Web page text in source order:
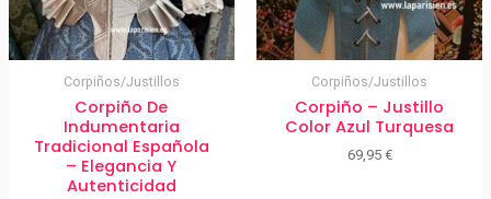
Corpiños/Justillos
Corpiño De
Indumentaria
Tradicional Española
– Elegancia Y
Autenticidad
Corpiños/Justillos
Corpiño – Justillo
Color Azul Turquesa
69,95 €